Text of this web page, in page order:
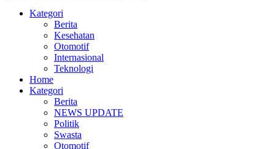
Kategori
Berita
Kesehatan
Otomotif
Internasional
Teknologi
Home
Kategori
Berita
NEWS UPDATE
Politik
Swasta
Otomotif